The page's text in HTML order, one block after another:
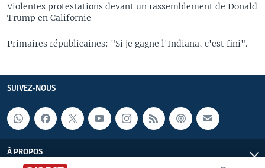
Violentes protestations devant un rassemblement de Donald
Trump en Californie
Primaires républicaines: "Si je gagne l'Indiana, c'est fini".
SUIVEZ-NOUS
À PROPOS